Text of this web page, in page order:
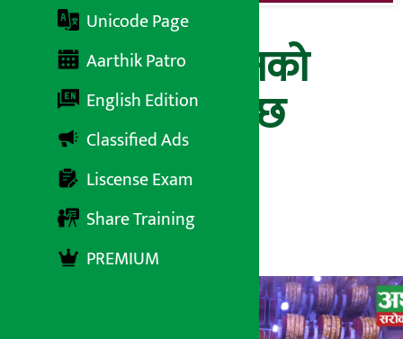
Unicode Page
Aarthik Patro
English Edition
Classified Ads
Liscense Exam
Share Training
PREMIUM
बुधबार बढ्यो सुनको
मूल्य, कतिमा हुँदैछ
कारोबार ?